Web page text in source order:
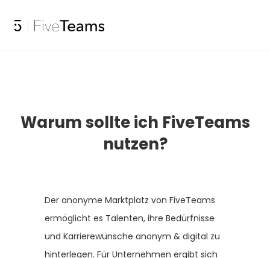
Warum sollte ich FiveTeams
nutzen?
Der anonyme Marktplatz von FiveTeams
ermöglicht es Talenten, ihre Bedürfnisse
und Karrierewünsche anonym & digital zu
hinterlegen. Für Unternehmen ergibt sich